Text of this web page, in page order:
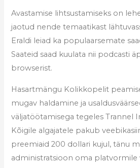
Avastamise lihtsustamiseks on
jaotud nende temaatikast
Eraldi leiad ka populaarsemate
Saateid saad kuulata nii podcasti
browserist.
Hasartmängu Kolikkopelit
mugav haldamine ja
väljatöötamisega tegeles Trannel
Kõigile algajatele pakub
preemiaid 200 dollari kujul, tänu
administratsioon oma